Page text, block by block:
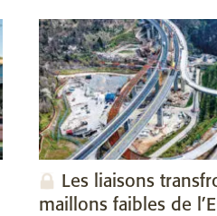
Les liaisons
maillons faibles de